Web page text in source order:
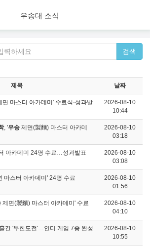
우송대 소식
검색
제목 날짜
면 마스터 아카데미' 수료식·성과발
2026-08-10
10:44
, '우송 제면(製麵) 마스터 아카데
2026-08-10
03:18
아카데미 24명 수료…성과발표
2026-08-10
03:08
마스터 아카데미' 24명 수료
2026-08-10
01:56
제면(製麵) 마스터 아카데미' 수료
2026-08-10
04:10
간 '무한도전'…인디 게임 7종 완성
2026-08-10
10:55